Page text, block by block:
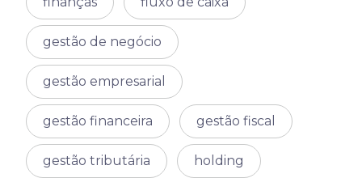
gestão de negócio
gestão empresarial
gestão financeira gestão fiscal
gestão tributária holding